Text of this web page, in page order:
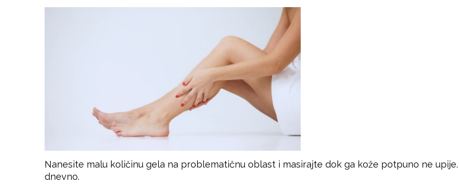
Nanesite malu količinu gela na problematičnu oblast i masirajte dok ga kože potpuno ne
dnevno.